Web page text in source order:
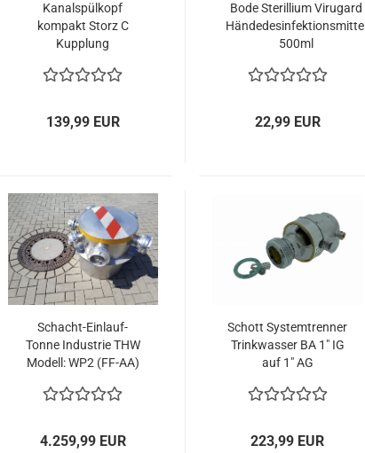
Kanalspülkopf
kompakt Storz C
Kupplung
139,99 EUR
Bode Sterillium Virugard
Händedesinfektionsmittel
500ml
22,99 EUR
Schacht-Einlauf-
Tonne Industrie THW
Modell: WP2 (FF-AA)
4.259,99 EUR
Schott Systemtrenner
Trinkwasser BA 1" IG
auf 1" AG
223,99 EUR